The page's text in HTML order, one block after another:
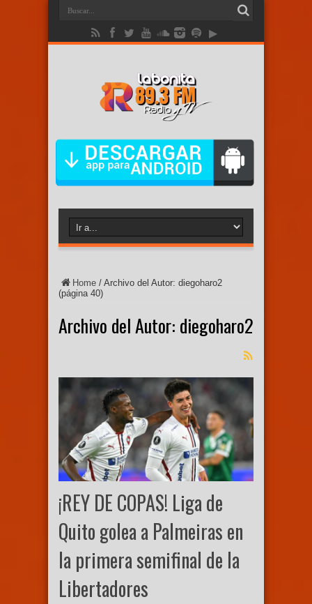
Home / Archivo del Autor: diegoharo2
(página 40)
Archivo del Autor: diegoharo2
¡REY DE COPAS! Liga de
Quito golea a Palmeiras en
la primera semifinal de la
Libertadores